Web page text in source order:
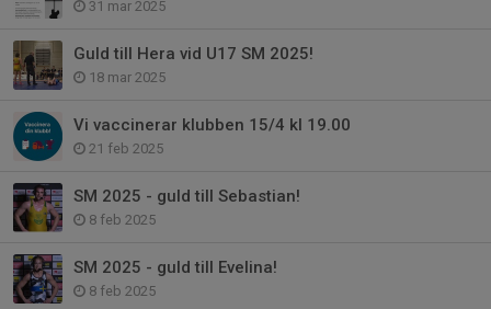
31 mar 2025
Guld till Hera vid U17 SM 2025!
18 mar 2025
Vi vaccinerar klubben 15/4 kl 19.00
21 feb 2025
SM 2025 - guld till Sebastian!
8 feb 2025
SM 2025 - guld till Evelina!
8 feb 2025